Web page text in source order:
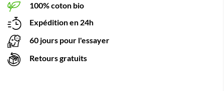
100% coton bio
Expédition en 24h
60 jours pour l'essayer
Retours gratuits